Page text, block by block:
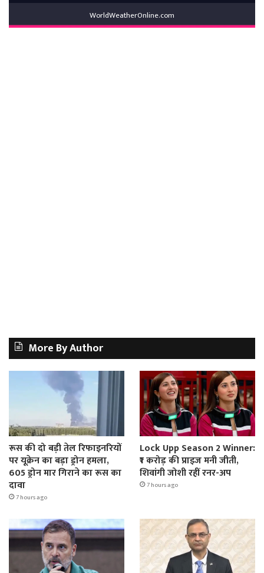
WorldWeatherOnline.com
More By Author
रूस की दो बड़ी तेल रिफाइनरियों
पर यूक्रेन का बड़ा ड्रोन हमला,
605 ड्रोन मार गिराने का रूस का
दावा
7 hours ago
Lock Upp Season 2 Winner:
₹1 करोड़ की प्राइज मनी जीती,
शिवांगी जोशी रहीं रनर-अप
7 hours ago